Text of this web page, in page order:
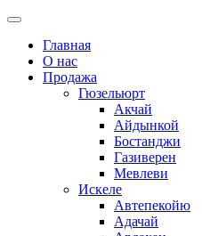
Главная
О нас
Продажа
Гюзельюрт
Акчай
Айдынкой
Бостанджи
Газиверен
Мевлеви
Искеле
Автепекойю
Адачай